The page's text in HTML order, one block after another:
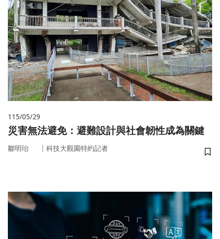
115/05/29
災害無法避免：避難設計與社會韌性成為關鍵
鄒明珆 ｜ 科技大觀園特約記者
儲